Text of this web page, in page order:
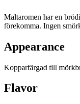
Maltaromen har en
förekomma. Ingen
Appearance
Kopparfärgad till
Flavor